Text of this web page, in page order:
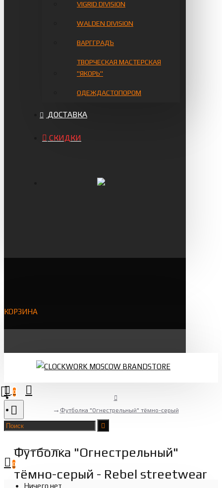
VIGRID DIVISION
WALDEN DIVISION
ВАРГГРАДЪ
ТВОРЧЕСКАЯ МАСТЕРСКАЯ
"ЯКОРЬ"
ОДЕЖДАСТОПОРОМ
ДОСТАВКА
СКИДКИ
КОРЗИНА
0
Товаров 0 (0 ₽)
0
Ничего нет
Футболка "Огнестрельный" тёмно-серый
Футболка "Огнестрельный"
тёмно-серый - Rebel streetwear